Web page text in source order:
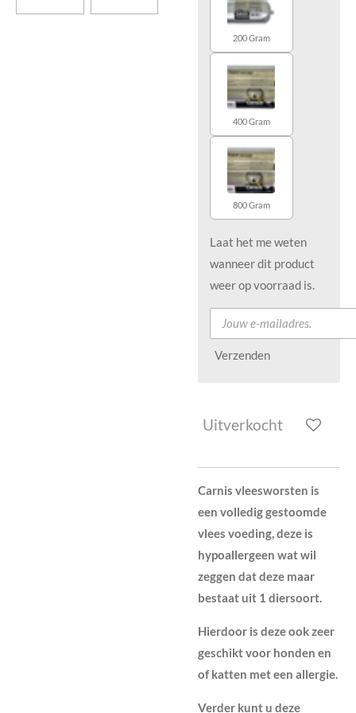
200 Gram
400 Gram
800 Gram
Laat het me weten
wanneer dit product
weer op voorraad is.
Verzenden
Uitverkocht
Carnis vleesworsten is
een volledig gestoomde
vlees voeding, deze is
hypoallergeen wat wil
zeggen dat deze maar
bestaat uit 1 diersoort.
Hierdoor is deze ook zeer
geschikt voor honden en
of katten met een allergie.
Verder kunt u deze